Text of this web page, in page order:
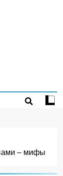
– мифы